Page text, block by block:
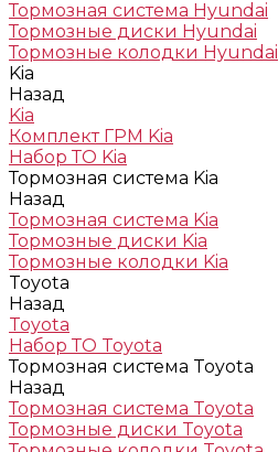
Тормозная система Hyundai
Тормозные диски Hyundai
Тормозные колодки Hyundai
Kia
Назад
Kia
Комплект ГРМ Kia
Набор ТО Kia
Тормозная система Kia
Назад
Тормозная система Kia
Тормозные диски Kia
Тормозные колодки Kia
Toyota
Назад
Toyota
Набор ТО Toyota
Тормозная система Toyota
Назад
Тормозная система Toyota
Тормозные диски Toyota